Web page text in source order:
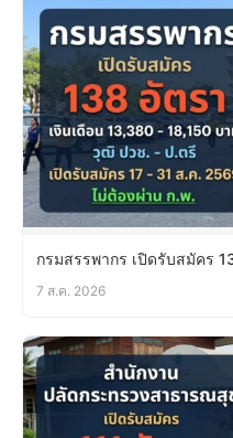
กรมสรรพากร เปิดรับสมัคร
7 ส.ค. 2026